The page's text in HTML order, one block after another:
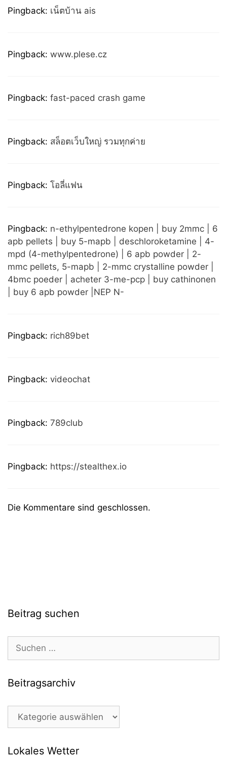
Pingback: เน็ตบ้าน ais
Pingback: www.plese.cz
Pingback: fast-paced crash game
Pingback: สล็อตเว็บใหญ่ รวมทุกค่าย
Pingback: โอลี่แฟน
Pingback: n-ethylpentedrone kopen | buy 2mmc | 6
apb pellets | buy 5-mapb | deschloroketamine | 4-
mpd (4-methylpentedrone) | 6 apb powder | 2-
mmc pellets, 5-mapb | 2-mmc crystalline powder |
4bmc poeder | acheter 3-me-pcp | buy cathinonen
| buy 6 apb powder |NEP N-
Pingback: rich89bet
Pingback: videochat
Pingback: 789club
Pingback: https://stealthex.io
Die Kommentare sind geschlossen.
Beitrag suchen
Suchen
nach:
Beitragsarchiv
Beitragsarchiv
Lokales Wetter